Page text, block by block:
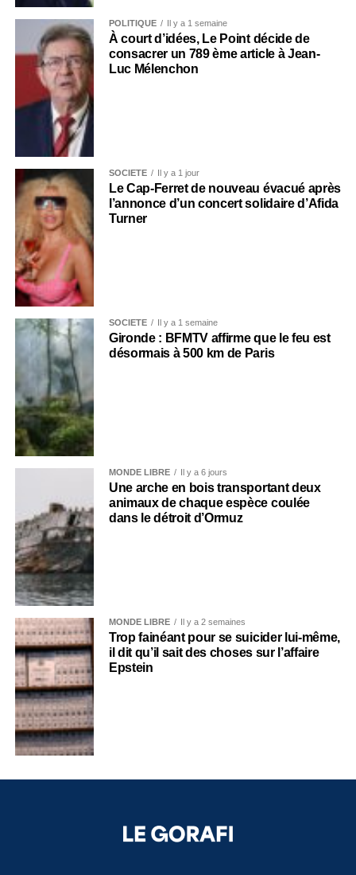
POLITIQUE Il y a 1 semaine
À court d’idées, Le Point décide de
consacrer un 789 ème article à Jean-
Luc Mélenchon
SOCIÉTÉ Il y a 1 jour
Le Cap-Ferret de nouveau évacué après
l’annonce d’un concert solidaire d’Afida
Turner
SOCIÉTÉ Il y a 1 semaine
Gironde : BFMTV affirme que le feu est
désormais à 500 km de Paris
MONDE LIBRE Il y a 6 jours
Une arche en bois transportant deux
animaux de chaque espèce coulée
dans le détroit d’Ormuz
MONDE LIBRE Il y a 2 semaines
Trop fainéant pour se suicider lui-même,
il dit qu’il sait des choses sur l’affaire
Epstein